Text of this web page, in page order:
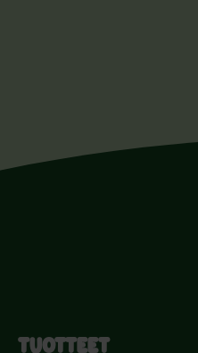
TUOTTEET